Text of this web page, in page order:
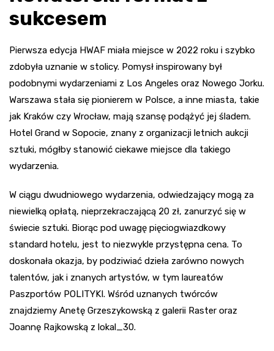
sukcesem
Pierwsza edycja HWAF miała miejsce w 2022 roku i szybko
zdobyła uznanie w stolicy. Pomysł inspirowany był
podobnymi wydarzeniami z Los Angeles oraz Nowego Jorku.
Warszawa stała się pionierem w Polsce, a inne miasta, takie
jak Kraków czy Wrocław, mają szansę podążyć jej śladem.
Hotel Grand w Sopocie, znany z organizacji letnich aukcji
sztuki, mógłby stanowić ciekawe miejsce dla takiego
wydarzenia.
W ciągu dwudniowego wydarzenia, odwiedzający mogą za
niewielką opłatą, nieprzekraczającą 20 zł, zanurzyć się w
świecie sztuki. Biorąc pod uwagę pięciogwiazdkowy
standard hotelu, jest to niezwykle przystępna cena. To
doskonała okazja, by podziwiać dzieła zarówno nowych
talentów, jak i znanych artystów, w tym laureatów
Paszportów POLITYKI. Wśród uznanych twórców
znajdziemy Anetę Grzeszykowską z galerii Raster oraz
Joannę Rajkowską z lokal_30.